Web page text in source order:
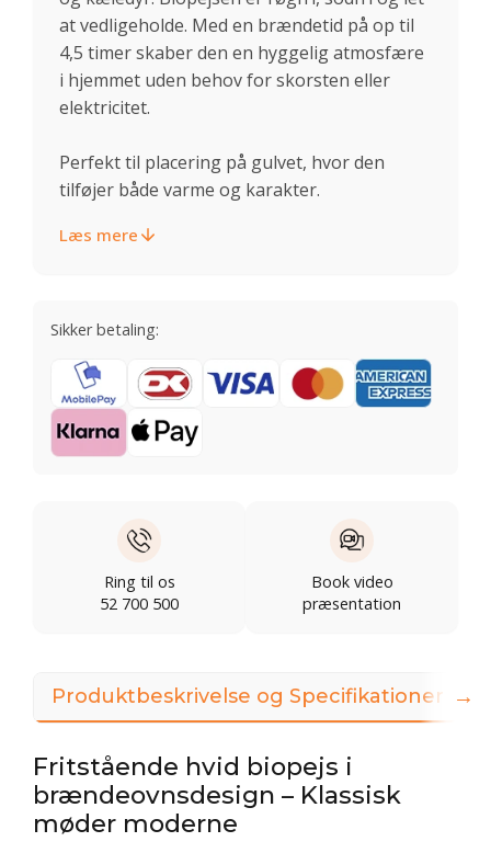
at vedligeholde. Med en brændetid på op til
4,5 timer skaber den en hyggelig atmosfære
i hjemmet uden behov for skorsten eller
elektricitet.
Perfekt til placering på gulvet, hvor den
tilføjer både varme og karakter.
Læs mere
Sikker betaling:
Ring til os
52 700 500
Book video
præsentation
Produktbeskrivelse og Specifikationer
Fritstående hvid biopejs i
brændeovnsdesign – Klassisk
møder moderne
→